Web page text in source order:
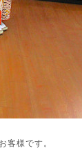
客様です。